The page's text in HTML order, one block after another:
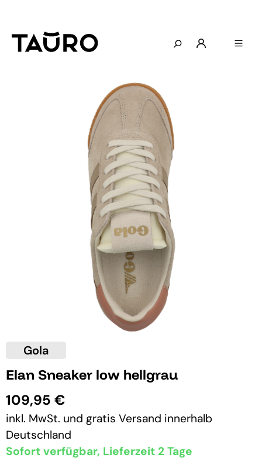
Gola
Elan Sneaker low hellgrau
109,95 €
inkl. MwSt. und gratis Versand innerhalb
Deutschland
Sofort verfügbar, Lieferzeit 2 Tage